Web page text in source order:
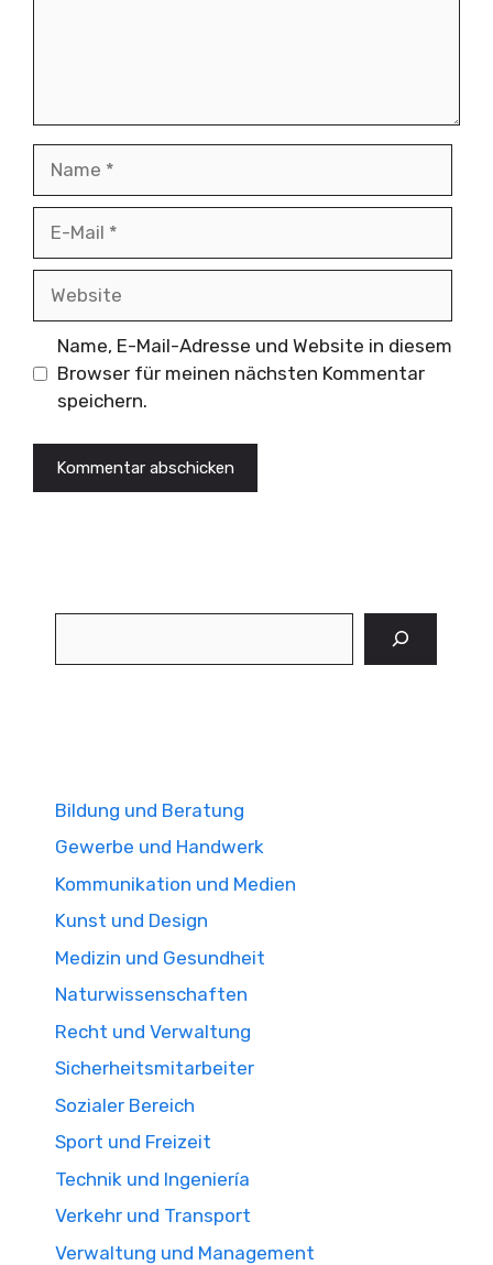
Name, E-Mail-Adresse und Website in diesem
Browser für meinen nächsten Kommentar
speichern.
Bildung und Beratung
Gewerbe und Handwerk
Kommunikation und Medien
Kunst und Design
Medizin und Gesundheit
Naturwissenschaften
Recht und Verwaltung
Sicherheitsmitarbeiter
Sozialer Bereich
Sport und Freizeit
Technik und Ingeniería
Verkehr und Transport
Verwaltung und Management